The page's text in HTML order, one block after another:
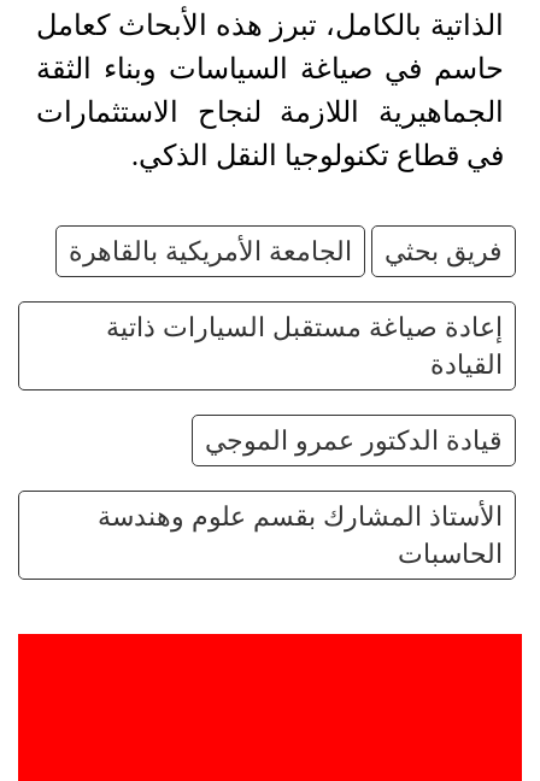
الذاتية بالكامل، تبرز هذه الأبحاث كعامل
حاسم في صياغة السياسات وبناء الثقة
الجماهيرية اللازمة لنجاح الاستثمارات
في قطاع تكنولوجيا النقل الذكي.
فريق بحثي الجامعة الأمريكية بالقاهرة
إعادة صياغة مستقبل السيارات ذاتية
القيادة
قيادة الدكتور عمرو الموجي
الأستاذ المشارك بقسم علوم وهندسة
الحاسبات